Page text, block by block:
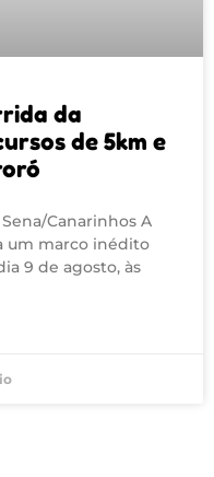
da
de 5km e
Canarinhos A
um marco inédito
9 de agosto, às